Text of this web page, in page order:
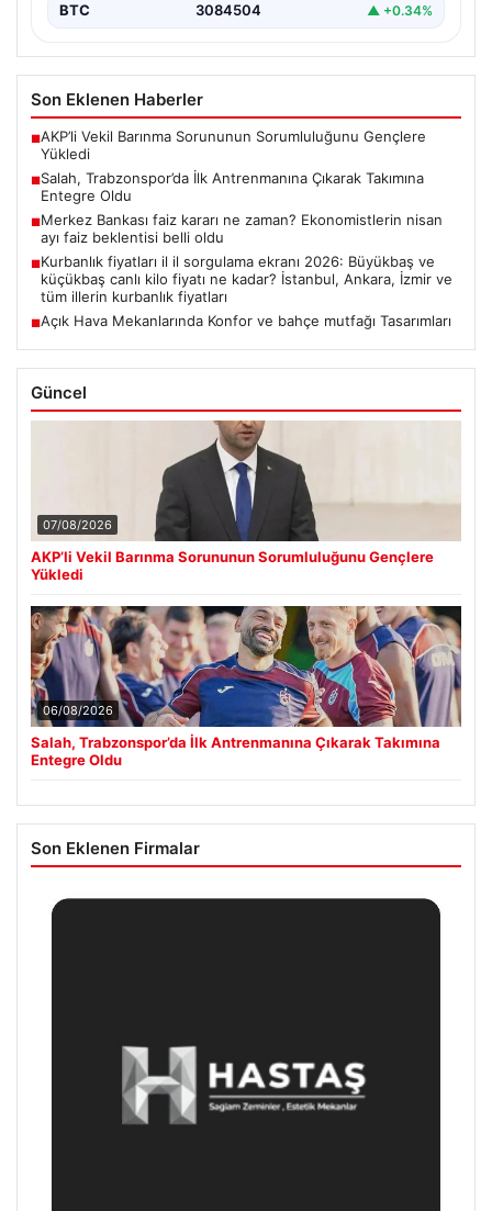
BTC 3084504 ▲ +0.34%
Son Eklenen Haberler
■AKP’li Vekil Barınma Sorununun Sorumluluğunu Gençlere
Yükledi
■Salah, Trabzonspor’da İlk Antrenmanına Çıkarak Takımına
Entegre Oldu
■Merkez Bankası faiz kararı ne zaman? Ekonomistlerin nisan
ayı faiz beklentisi belli oldu
■Kurbanlık fiyatları il il sorgulama ekranı 2026: Büyükbaş ve
küçükbaş canlı kilo fiyatı ne kadar? İstanbul, Ankara, İzmir ve
tüm illerin kurbanlık fiyatları
■Açık Hava Mekanlarında Konfor ve bahçe mutfağı Tasarımları
Güncel
07/08/2026
AKP’li Vekil Barınma Sorununun Sorumluluğunu Gençlere
Yükledi
06/08/2026
Salah, Trabzonspor’da İlk Antrenmanına Çıkarak Takımına
Entegre Oldu
Son Eklenen Firmalar